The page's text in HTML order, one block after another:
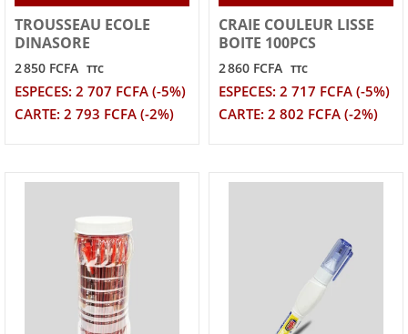
TROUSSEAU ECOLE
DINASORE
2 850 FCFA TTC
ESPECES: 2 707 FCFA (-5%)
CARTE: 2 793 FCFA (-2%)
CRAIE COULEUR LISSE
BOITE 100PCS
2 860 FCFA TTC
ESPECES: 2 717 FCFA (-5%)
CARTE: 2 802 FCFA (-2%)